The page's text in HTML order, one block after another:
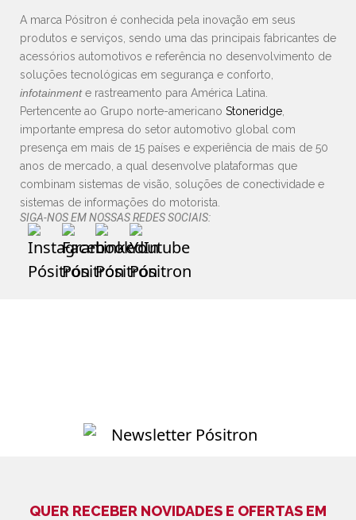
A marca Pósitron é conhecida pela inovação em seus
produtos e serviços, sendo uma das principais fabricantes de
acessórios automotivos e referência no desenvolvimento de
soluções tecnológicas em segurança e conforto,
infotainmente rastreamento para América Latina.
Pertencente ao Grupo norte-americano Stoneridge
importante empresa do setor automotivo global com
presença em mais de 15 países e experiência de mais de 50
anos de mercado, a qual desenvolve plataformas que
combinam sistemas de visão, soluções de conectividade e
sistemas de informações do motorista.
SIGA-NOS EM NOSSAS REDES SOCIAIS:
QUER RECEBER NOVIDADES E OFERTAS EM